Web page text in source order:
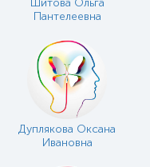
Шитова Ольга
Пантелеевна
Дуплякова Оксана
Ивановна